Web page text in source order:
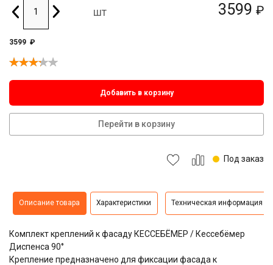
3599 ₽
шт
3599 ₽
Добавить в корзину
Перейти в корзину
Под заказ
Описание товара Характеристики Техническая информация
Комплект креплений к фасаду КЕССЕБЁМЕР / Кессебёмер
Диспенса 90°
Крепление предназначено для фиксации фасада к